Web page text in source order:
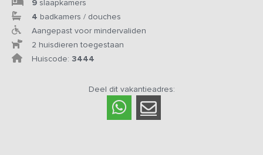
9 slaapkamers
4 badkamers / douches
Aangepast voor mindervaliden
2 huisdieren toegestaan
Huiscode: 3444
Deel dit vakantieadres: